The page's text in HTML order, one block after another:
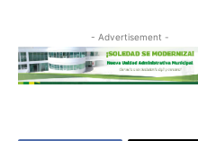
- Advertisement -